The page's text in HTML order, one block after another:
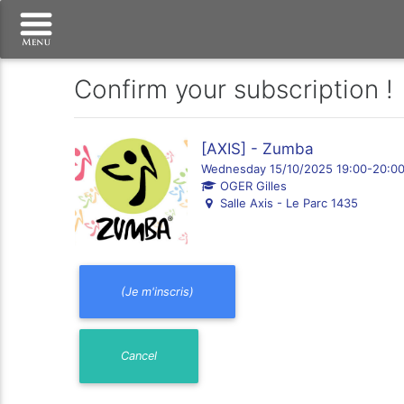
Confirm your subscription !
[AXIS] - Zumba
Wednesday 15/10/2025 19:00-
OGER Gilles
Salle Axis - Le Parc 1435